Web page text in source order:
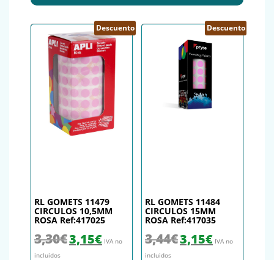
Descuento
RL GOMETS 11479
CIRCULOS 10,5MM
ROSA Ref:417025
3,30€ El precio original era: 3,30€.
3,15€El precio actual es: 3,15€.
IVA no
incluidos
Descuento
RL GOMETS 11484
CIRCULOS 15MM
ROSA Ref:417035
3,44€ El precio original era: 3,44€.
3,15€El precio actual
IVA no
incluidos